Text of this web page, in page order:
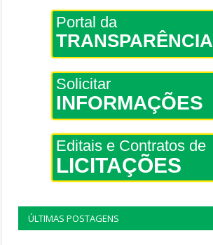
Portal da
TRANSPARÊNCIA
Solicitar
INFORMAÇÕES
Editais e Contratos de
LICITAÇÕES
ÚLTIMAS POSTAGENS